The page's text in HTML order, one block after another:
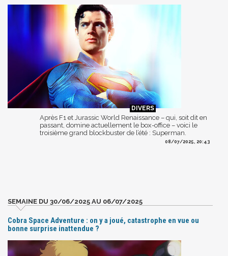
Après F1 et Jurassic World Renaissance – qui, soit dit en
passant, domine actuellement le box-office – voici le
troisième grand blockbuster de l’été : Superman.
08/07/2025, 20:43
SEMAINE DU 30/06/2025 AU 06/07/2025
Cobra Space Adventure : on y a joué, catastrophe en vue ou
bonne surprise inattendue ?